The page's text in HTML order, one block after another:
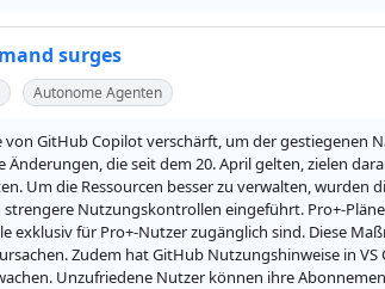
surges
Autonome Agenten
GitHub Copilot verschärft, um der gestiegenen
die seit dem 20. April gelten, zielen
Um die Ressourcen besser zu verwalten, wurden
Nutzungskontrollen eingeführt. Pro+-
für Pro+-Nutzer zugänglich sind. Diese
Zudem hat GitHub Nutzungshinweise in
Unzufriedene Nutzer können ihre